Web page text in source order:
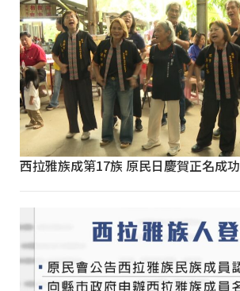
西拉雅族成第17族 原民日慶賀正名成功